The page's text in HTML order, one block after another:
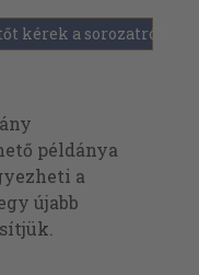
kérek a sorozatról
példánya
a
újabb